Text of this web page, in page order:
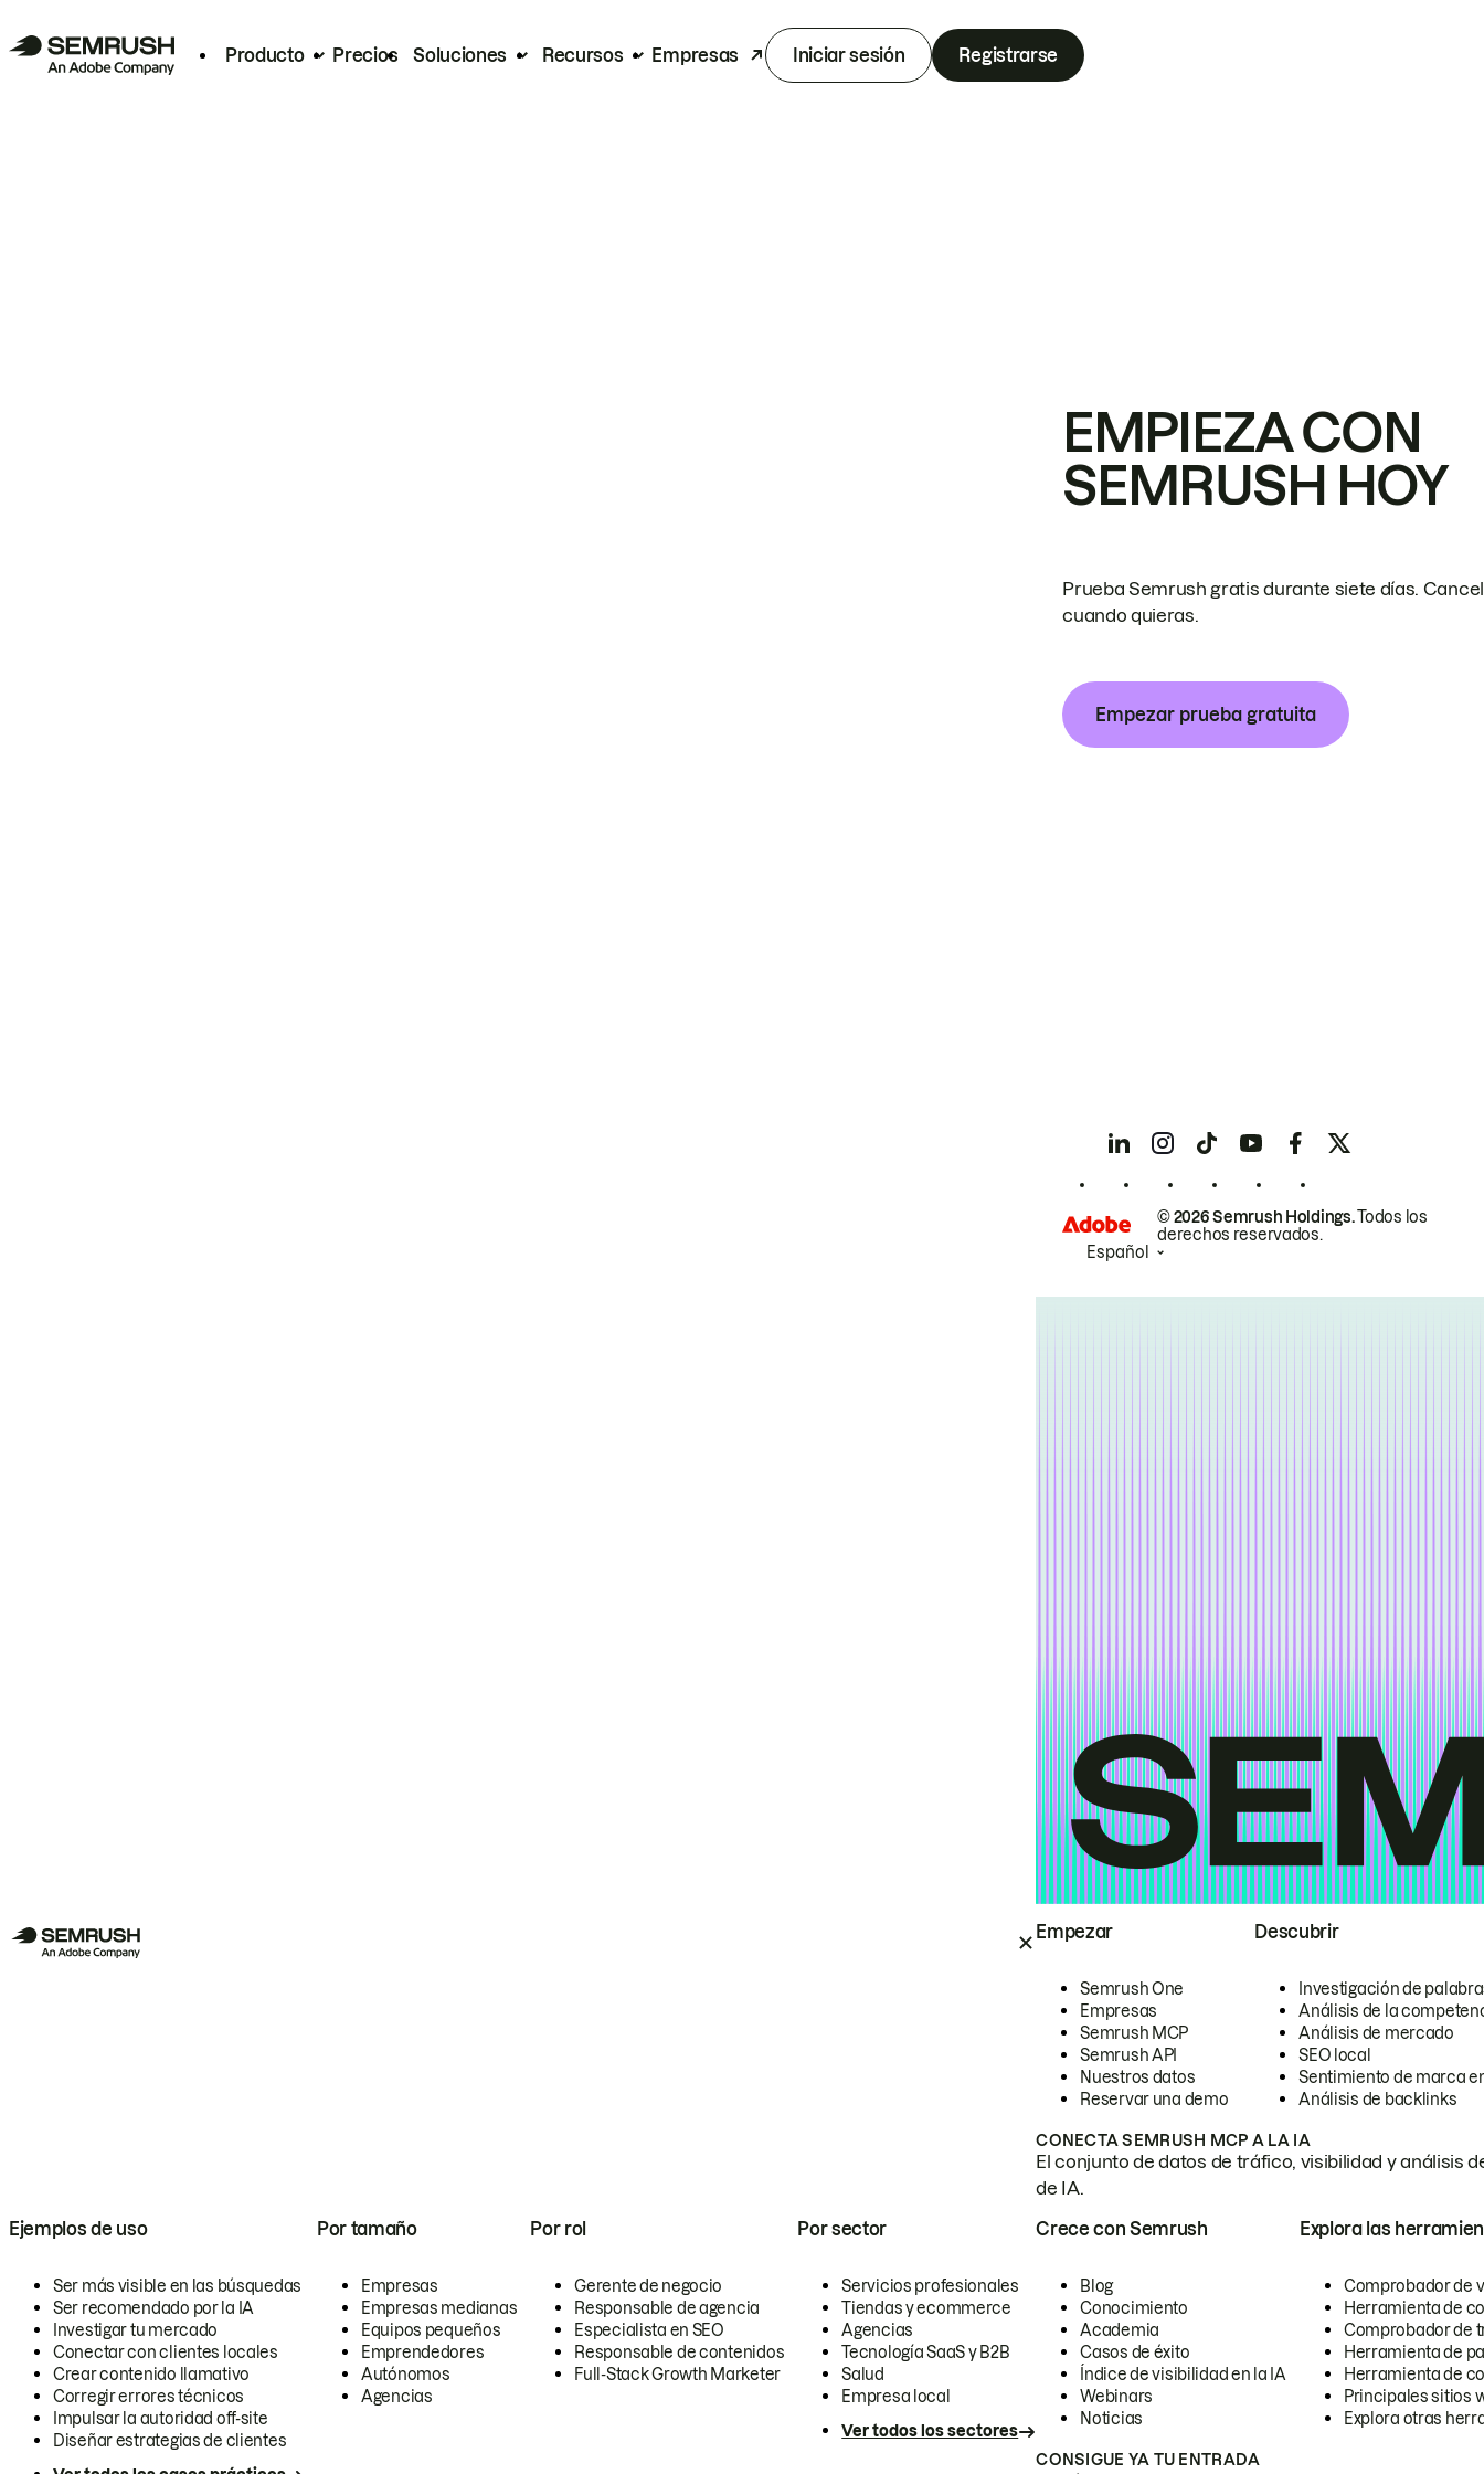
Producto Precios Soluciones Recursos Empresas Iniciar sesión Registrarse
Empezar
Semrush One
Empresas
Semrush MCP
Semrush API
Nuestros datos
Reservar una demo
Descubrir
Investigación de
Análisis de la
Análisis de mercado
SEO local
Sentimiento de marca
Análisis de backlinks
CONECTA SEMRUSH MCP A LA IA
El conjunto de datos de tráfico, visibilidad y análisis
de IA.
Ejemplos de uso
Ser más visible en las búsquedas
Ser recomendado por la IA
Investigar tu mercado
Conectar con clientes locales
Crear contenido llamativo
Corregir errores técnicos
Impulsar la autoridad off-site
Diseñar estrategias de clientes
Por tamaño
Empresas
Empresas medianas
Equipos pequeños
Emprendedores
Autónomos
Agencias
Por rol
Gerente de negocio
Responsable de agencia
Especialista en SEO
Responsable de contenidos
Full-Stack Growth Marketer
Por sector
Servicios profesionales
Tiendas y ecommerce
Agencias
Tecnología SaaS y B2B
Salud
Empresa local
Ver todos los sectores
Crece con Semrush
Blog
Conocimiento
Academia
Casos de éxito
Índice de visibilidad en la IA
Webinars
Noticias
Explora las
Comprobador de
Herramienta de
Comprobador de
Herramienta de
Herramienta de
Principales sitios
Explora otras
CONSIGUE YA TU ENTRADA
EMPIEZA CON
SEMRUSH HOY
Prueba Semrush gratis durante siete días.
cuando quieras.
Empezar prueba gratuita
© 2026 Semrush Holdings.Todos los
derechos reservados.
Español